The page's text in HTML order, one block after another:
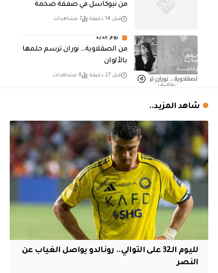
من نيوكاسل في صفقة ضخمة
قبل 14 دقيقة 7 مشاهدات
يوم جديد
من الصقلاوية… نوران ترسم حلمها
بالألوان
قبل 27 دقيقة 8 مشاهدات
شاهد المزيد..
لليوم الـ32 على التوالي.. رونالدو يواصل الغياب عن
النصر